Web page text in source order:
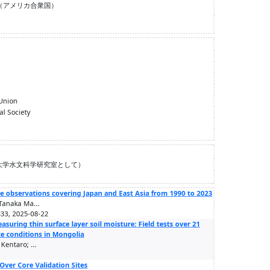
メリカ合衆国）
Society
水文科学研究室として）
observations covering Japan and East Asia from 1990 to 2023
Ma...
2025-08-22
thin surface layer soil moisture: Field tests over 21
conditions in Mongolia
...
Core Validation Sites